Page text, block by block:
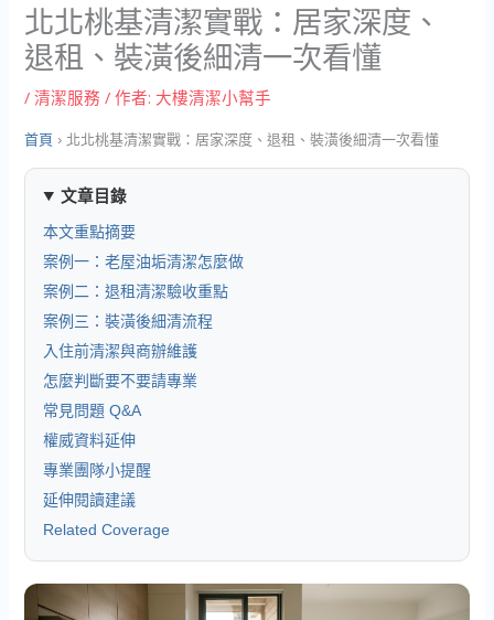
北北桃基清潔實戰：居家深度、
退租、裝潢後細清一次看懂
/清潔服務 / 作者: 大樓清潔小幫手
首頁 › 北北桃基清潔實戰：居家深度、退租、裝潢後細清一次看懂
文章目錄
本文重點摘要
案例一：老屋油垢清潔怎麼做
案例二：退租清潔驗收重點
案例三：裝潢後細清流程
入住前清潔與商辦維護
怎麼判斷要不要請專業
常見問題 Q&A
權威資料延伸
專業團隊小提醒
延伸閱讀建議
Related Coverage